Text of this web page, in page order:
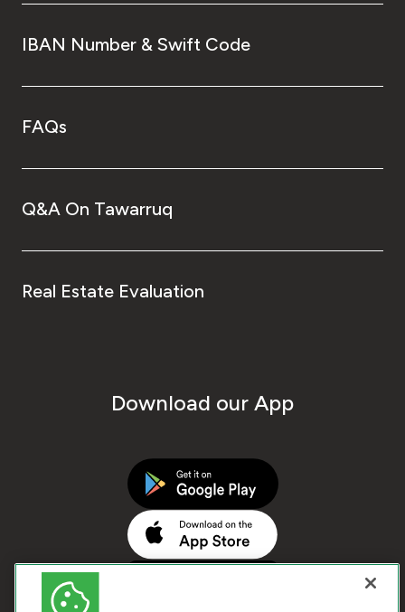
IBAN Number & Swift Code
FAQs
Q&A On Tawarruq
Real Estate Evaluation
Download our App